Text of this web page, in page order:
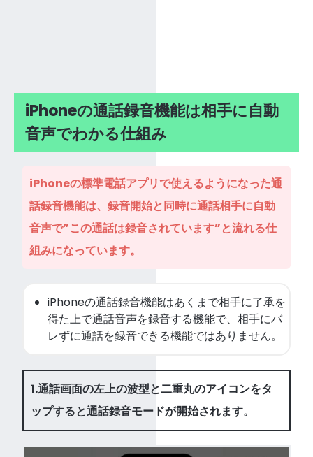
iPhoneの通話録音機能は相手に自動
音声でわかる仕組み
iPhoneの標準電話アプリで使えるようになった通
話録音機能は、録音開始と同時に通話相手に自動
音声で”この通話は録音されています”と流れる仕
組みになっています。
iPhoneの通話録音機能はあくまで相手に了承を
得た上で通話音声を録音する機能で、相手にバ
レずに通話を録音できる機能ではありません。
1.通話画面の左上の波型と二重丸のアイコンをタ
ップすると通話録音モードが開始されます。